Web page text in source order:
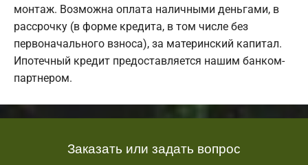
монтаж. Возможна оплата наличными деньгами, в
рассрочку (в форме кредита, в том числе без
первоначального взноса), за материнский капитал.
Ипотечный кредит предоставляется нашим банком-
партнером.
Заказать или задать вопрос